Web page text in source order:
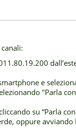
e
"Parla
su “Parla
oppure avviando